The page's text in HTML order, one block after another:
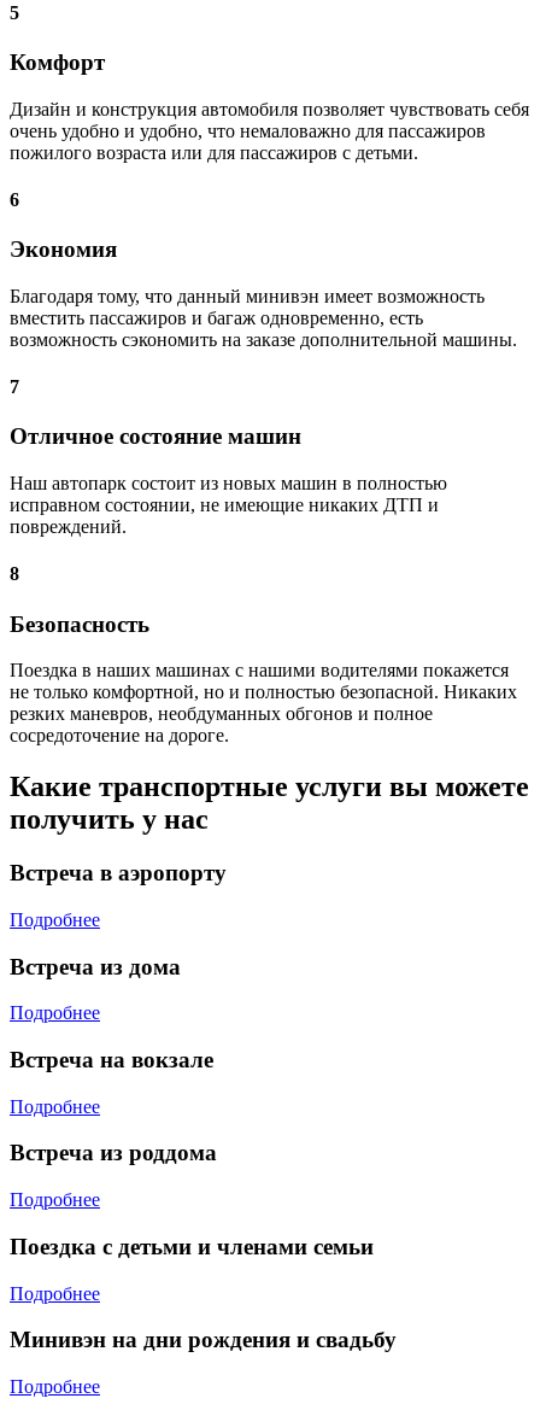
5
Комфорт
Дизайн и конструкция автомобиля позволяет чувствовать себя
очень удобно и удобно, что немаловажно для пассажиров
пожилого возраста или для пассажиров с детьми.
6
Экономия
Благодаря тому, что данный минивэн имеет возможность
вместить пассажиров и багаж одновременно, есть
возможность сэкономить на заказе дополнительной машины.
7
Отличное состояние машин
Наш автопарк состоит из новых машин в полностью
исправном состоянии, не имеющие никаких ДТП и
повреждений.
8
Безопасность
Поездка в наших машинах с нашими водителями покажется
не только комфортной, но и полностью безопасной. Никаких
резких маневров, необдуманных обгонов и полное
сосредоточение на дороге.
Какие транспортные услуги вы можете
получить у нас
Встреча в аэропорту
Подробнее
Встреча из дома
Подробнее
Встреча на вокзале
Подробнее
Встреча из роддома
Подробнее
Поездка с детьми и членами семьи
Подробнее
Минивэн на дни рождения и свадьбу
Подробнее